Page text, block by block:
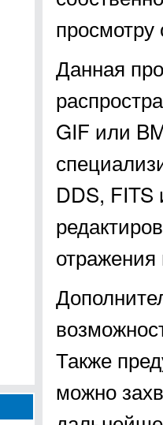
просмотру
Данная
GIF или
DDS,
отражения
Также
можно